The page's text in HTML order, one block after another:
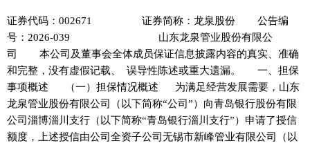
证券代码：002671 证券简称：龙泉股份 公告编
号：2026-039 山东龙泉管业股份有限公
司 本公司及董事会全体成员保证信息披露内容的真实、准确
和完整，没有虚假记载、 误导性陈述或重大遗漏。 一、担保
事项概述 （一）担保情况概述 为满足经营发展需要，山东
龙泉管业股份有限公司（以下简称“公司”）向青岛银行股份有限
公司淄博淄川支行（以下简称“青岛银行淄川支行”）申请了授信
额度，上述授信由公司全资子公司无锡市新峰管业有限公司（以